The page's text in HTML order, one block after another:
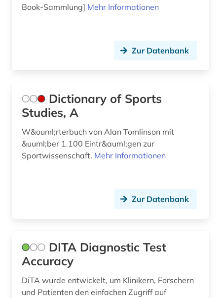
Book-Sammlung] Mehr Informationen
Zur Datenbank
Dictionary of Sports
Studies, A
W&ouml;rterbuch von Alan Tomlinson mit
&uuml;ber 1.100 Eintr&auml;gen zur
Sportwissenschaft. Mehr Informationen
Zur Datenbank
DITA Diagnostic Test
Accuracy
DiTA wurde entwickelt, um Klinikern, Forschern
und Patienten den einfachen Zugriff auf